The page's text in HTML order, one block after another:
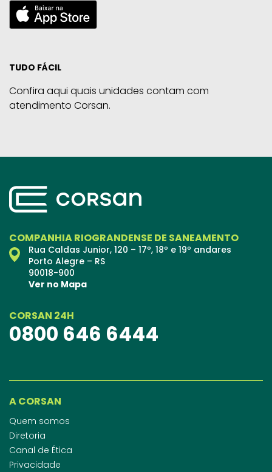
TUDO FÁCIL
Confira aqui quais unidades contam com
atendimento Corsan.
COMPANHIA RIOGRANDENSE DE SANEAMENTO
Rua Caldas Junior, 120 – 17º, 18º e 19º andares
Porto Alegre – RS
90018-900
Ver no Mapa
CORSAN 24H
0800 646 6444
A CORSAN
Quem somos
Diretoria
Canal de Ética
Privacidade